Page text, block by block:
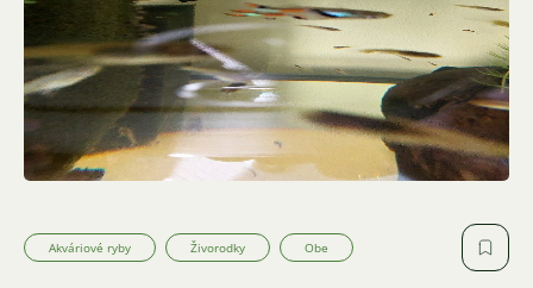
Akváriové ryby Živorodky Obe